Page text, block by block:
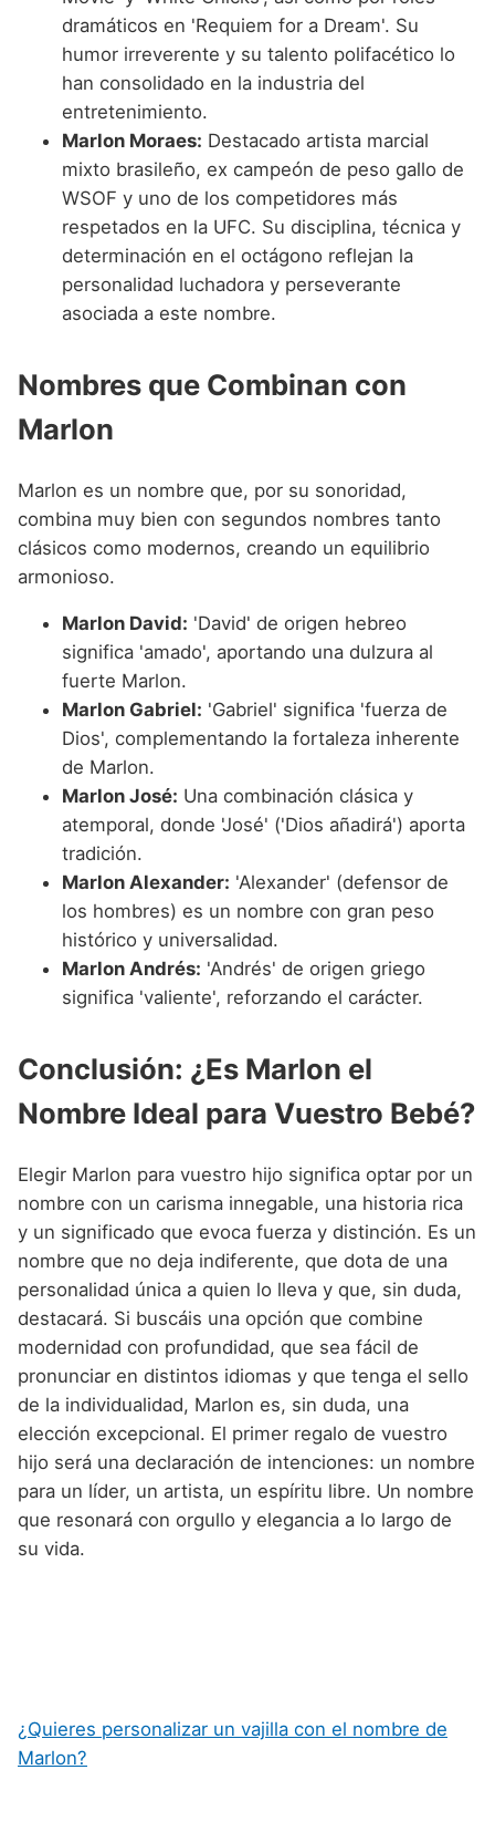
dramáticos en 'Requiem for a Dream'. Su
humor irreverente y su talento polifacético lo
han consolidado en la industria del
entretenimiento.
Marlon Moraes: Destacado artista marcial
mixto brasileño, ex campeón de peso gallo de
WSOF y uno de los competidores más
respetados en la UFC. Su disciplina, técnica y
determinación en el octágono reflejan la
personalidad luchadora y perseverante
asociada a este nombre.
Nombres que Combinan con
Marlon
Marlon es un nombre que, por su sonoridad,
combina muy bien con segundos nombres tanto
clásicos como modernos, creando un equilibrio
armonioso.
Marlon David: 'David' de origen hebreo
significa 'amado', aportando una dulzura al
fuerte Marlon.
Marlon Gabriel: 'Gabriel' significa 'fuerza de
Dios', complementando la fortaleza inherente
de Marlon.
Marlon José: Una combinación clásica y
atemporal, donde 'José' ('Dios añadirá') aporta
tradición.
Marlon Alexander: 'Alexander' (defensor de
los hombres) es un nombre con gran peso
histórico y universalidad.
Marlon Andrés: 'Andrés' de origen griego
significa 'valiente', reforzando el carácter.
Conclusión: ¿Es Marlon el
Nombre Ideal para Vuestro Bebé?
Elegir Marlon para vuestro hijo significa optar por un
nombre con un carisma innegable, una historia rica
y un significado que evoca fuerza y distinción. Es un
nombre que no deja indiferente, que dota de una
personalidad única a quien lo lleva y que, sin duda,
destacará. Si buscáis una opción que combine
modernidad con profundidad, que sea fácil de
pronunciar en distintos idiomas y que tenga el sello
de la individualidad, Marlon es, sin duda, una
elección excepcional. El primer regalo de vuestro
hijo será una declaración de intenciones: un nombre
para un líder, un artista, un espíritu libre. Un nombre
que resonará con orgullo y elegancia a lo largo de
su vida.
¿Quieres personalizar un vajilla con el nombre de
Marlon?